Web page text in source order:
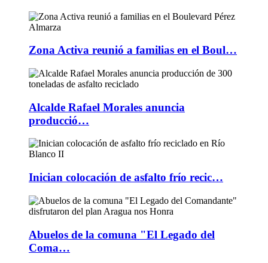
Zona Activa reunió a familias en el Boul…
Alcalde Rafael Morales anuncia
producció…
Inician colocación de asfalto frío recic…
Abuelos de la comuna "El Legado del
Coma…